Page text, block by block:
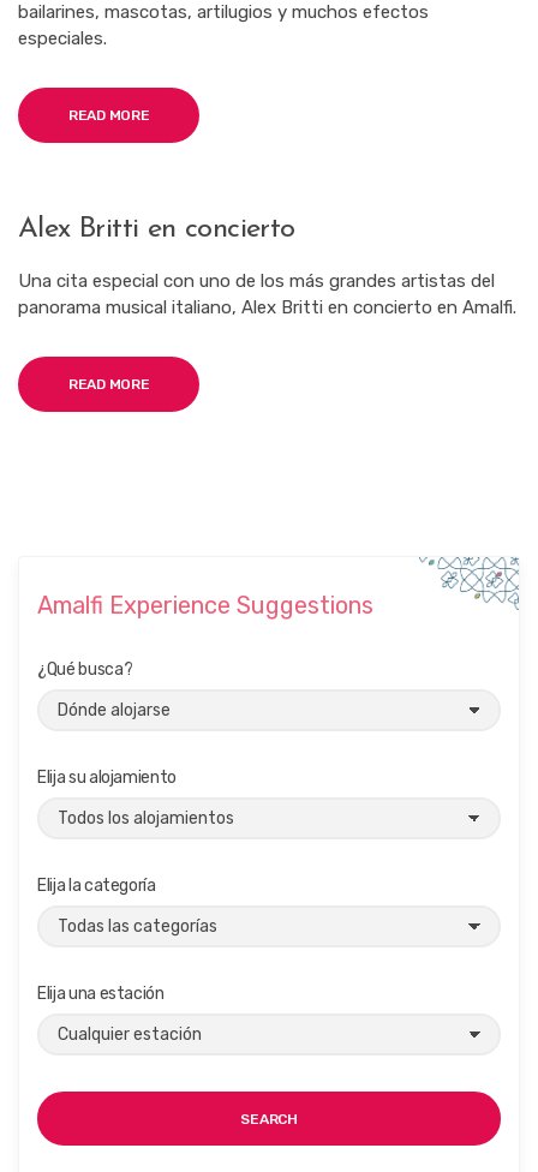
bailarines, mascotas, artilugios y muchos efectos
especiales.
READ MORE
Alex Britti en concierto
Una cita especial con uno de los más grandes artistas del
panorama musical italiano, Alex Britti en concierto en Amalfi.
READ MORE
Amalfi Experience Suggestions
¿Qué busca?
Elija su alojamiento
Elija la categoría
Elija una estación
SEARCH